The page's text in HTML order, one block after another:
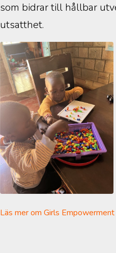
som bidrar till hållbar
utsatthet.
Läs mer om Girls